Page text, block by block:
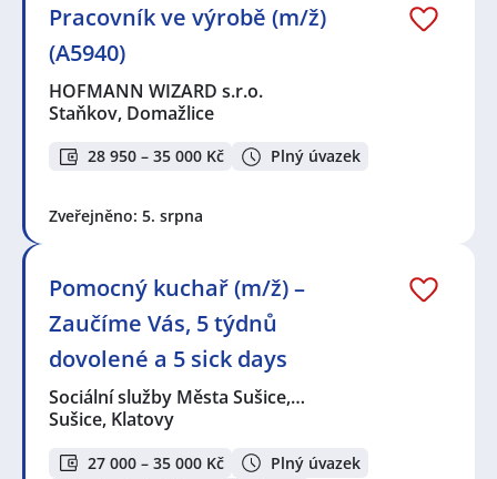
Pracovník ve výrobě (m/ž)
(A5940)
HOFMANN WIZARD s.r.o.
Staňkov, Domažlice
28 950 – 35 000 Kč Plný úvazek
Zveřejněno: 5. srpna
Pomocný kuchař (m/ž) –
Zaučíme Vás, 5 týdnů
dovolené a 5 sick days
Sociální služby Města Sušice,…
Sušice, Klatovy
27 000 – 35 000 Kč
Plný úvazek